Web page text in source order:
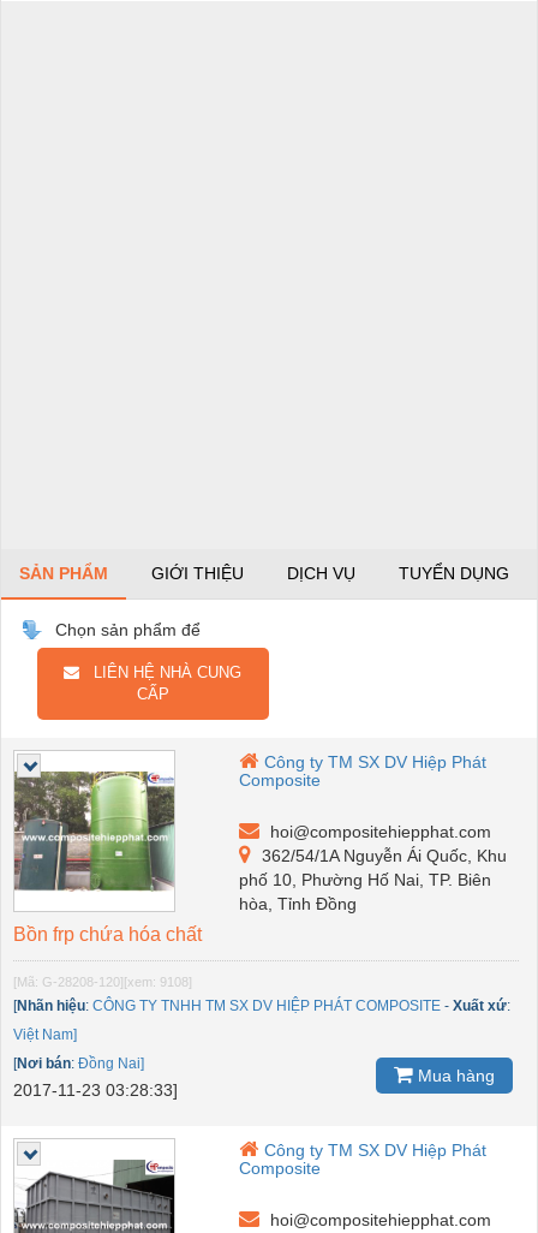
SẢN PHẨM GIỚI THIỆU DỊCH VỤ TUYỂN DỤNG
Chọn sản phẩm để
LIÊN HỆ NHÀ CUNG
CẤP
Công ty TM SX DV Hiệp Phát
Composite
hoi@compositehiepphat.com
362/54/1A Nguyễn Ái Quốc, Khu
phố 10, Phường Hố Nai, TP. Biên
hòa, Tỉnh Đồng
Bồn frp chứa hóa chất
[Mã: G-28208-120] [xem: 9108]
[Nhãn hiệu: CÔNG TY TNHH TM SX DV HIỆP PHÁT COMPOSITE - Xuất xứ:
Việt Nam]
[Nơi bán: Đồng Nai]
2017-11-23 03:28:33]
Mua hàng
Công ty TM SX DV Hiệp Phát
Composite
hoi@compositehiepphat.com